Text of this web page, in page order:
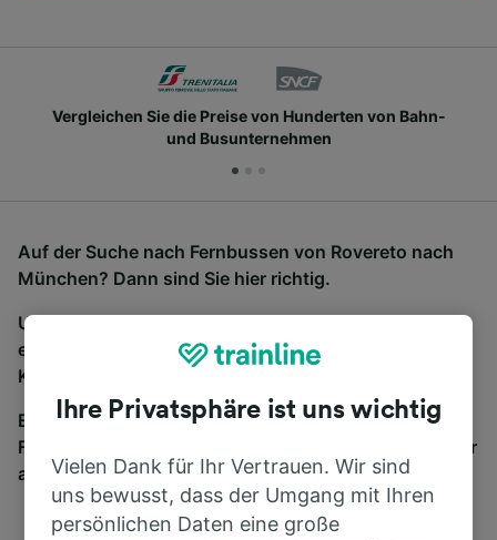
Vergleichen Sie die Preise von Hunderten von Bahn-
und Busunternehmen
Auf der Suche nach Fernbussen von Rovereto nach
München? Dann sind Sie hier richtig.
Um Bustickets zu finden, starten Sie einfach oben
eine Suche und wir vergleichen Fahrtzeiten und
Kosten für Bahn- und Busreisen miteinander.
Egal, wohin die Reise geht – starten Sie mit uns.
Finden Sie hier Fahrkarten für Verbindungen von mehr
als 170 Bahn- und Busunternehmen.
Ihre Privatsphäre ist uns wichtig
Vielen Dank für Ihr Vertrauen. Wir sind
uns bewusst, dass der Umgang mit Ihren
persönlichen Daten eine große